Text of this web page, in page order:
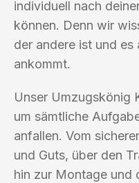
individuell nach
können. Denn wir
der andere ist und
ankommt.
Unser Umzugskönig
um sämtliche
anfallen. Vom
und Guts, über den
hin zur Montage und